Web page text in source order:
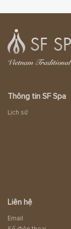
Thông tin SF Spa
Lịch sử
Liên hệ
Email